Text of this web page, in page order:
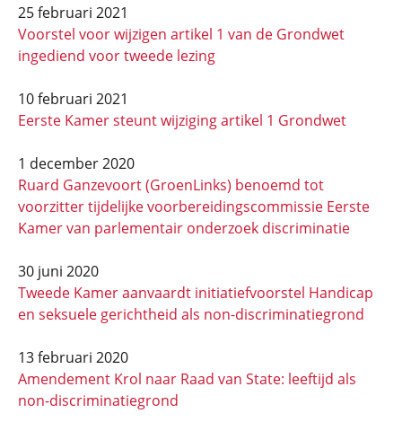
25 februari 2021
Voorstel voor wijzigen artikel 1 van de Grondwet
ingediend voor tweede lezing
10 februari 2021
Eerste Kamer steunt wijziging artikel 1 Grondwet
1 december 2020
Ruard Ganzevoort (GroenLinks) benoemd tot
voorzitter tijdelijke voorbereidingscommissie Eerste
Kamer van parlementair onderzoek discriminatie
30 juni 2020
Tweede Kamer aanvaardt initiatiefvoorstel Handicap
en seksuele gerichtheid als non-discriminatiegrond
13 februari 2020
Amendement Krol naar Raad van State: leeftijd als
non-discriminatiegrond